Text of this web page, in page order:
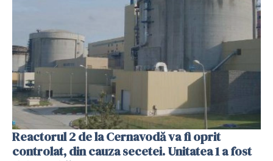
Reactorul 2 de la Cernavodă va fi oprit
controlat, din cauza secetei. Unitatea 1 a fost